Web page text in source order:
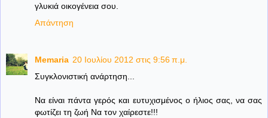
γλυκιά οικογένεια σου.
Απάντηση
Memaria 20 Ιουλίου 2012 στις 9:56 π.μ.
Συγκλονιστική ανάρτηση...
Να είναι πάντα γερός και ευτυχισμένος ο ήλιος σας, να σας
φωτίζει τη ζωή Να τον χαίρεστε!!!